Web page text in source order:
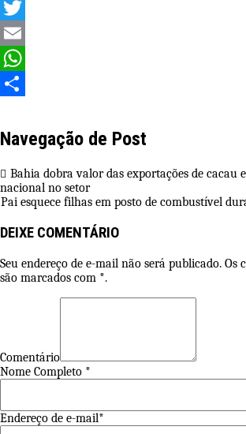
Facebook
Twitter
Email
WhatsApp
Navegação de Post
Bahia dobra valor das exportações de cacau
nacional no setor
Pai esquece filhas em posto de combustível
DEIXE COMENTÁRIO
Seu endereço de e-mail não será publicado. Os
são marcados com *.
Comentário
Nome Completo *
Endereço de e-mail*